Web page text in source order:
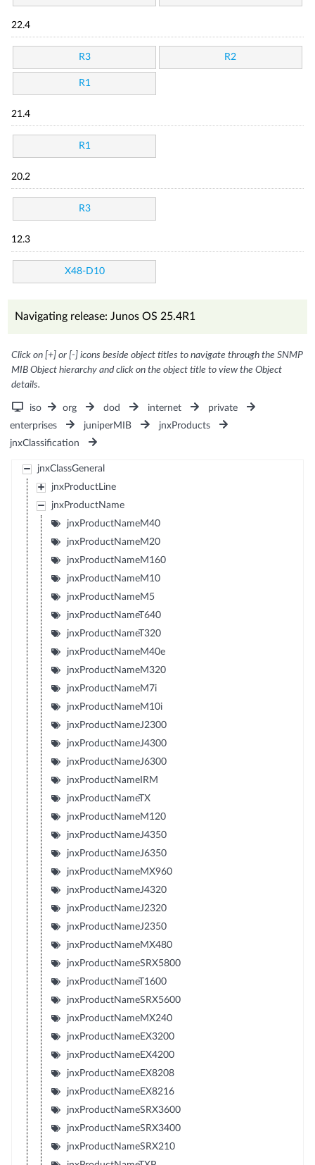
22.4
R3 R2
R1
21.4
R1
20.2
R3
12.3
X48-D10
Navigating release: Junos OS 25.4R1
Click on [+] or [-] icons beside object titles to navigate through the SNMP
MIB Object hierarchy and click on the object title to view the Object
details.
iso org dod internet
private
enterprises
juniperMIB
jnxProducts
jnxClassification
jnxClassGeneral
jnxProductLine
jnxProductName
jnxProductNameM40
jnxProductNameM20
jnxProductNameM160
jnxProductNameM10
jnxProductNameM5
jnxProductNameT640
jnxProductNameT320
jnxProductNameM40e
jnxProductNameM320
jnxProductNameM7i
jnxProductNameM10i
jnxProductNameJ2300
jnxProductNameJ4300
jnxProductNameJ6300
jnxProductNameIRM
jnxProductNameTX
jnxProductNameM120
jnxProductNameJ4350
jnxProductNameJ6350
jnxProductNameMX960
jnxProductNameJ4320
jnxProductNameJ2320
jnxProductNameJ2350
jnxProductNameMX480
jnxProductNameSRX5800
jnxProductNameT1600
jnxProductNameSRX5600
jnxProductNameMX240
jnxProductNameEX3200
jnxProductNameEX4200
jnxProductNameEX8208
jnxProductNameEX8216
jnxProductNameSRX3600
jnxProductNameSRX3400
jnxProductNameSRX210